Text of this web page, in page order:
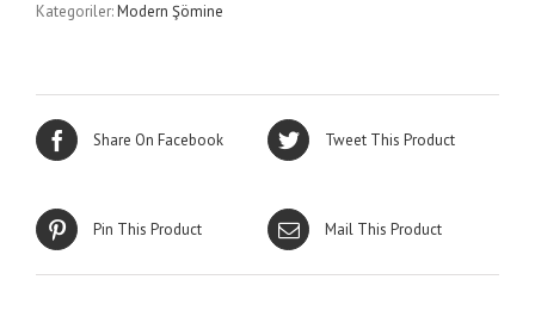
Kategoriler:Modern Şömine
Share On Facebook Tweet This Product
Pin This Product Mail This Product